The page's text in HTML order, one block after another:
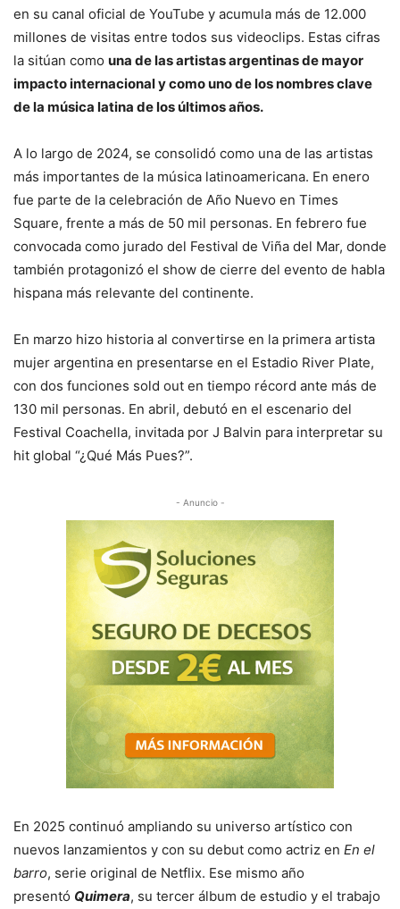
en su canal oficial de YouTube y acumula más de 12.000
millones de visitas entre todos sus videoclips. Estas cifras
la sitúan como una de las artistas argentinas de mayor
impacto internacional y como uno de los nombres clave
de la música latina de los últimos años.
A lo largo de 2024, se consolidó como una de las artistas
más importantes de la música latinoamericana. En enero
fue parte de la celebración de Año Nuevo en Times
Square, frente a más de 50 mil personas. En febrero fue
convocada como jurado del Festival de Viña del Mar, donde
también protagonizó el show de cierre del evento de habla
hispana más relevante del continente.
En marzo hizo historia al convertirse en la primera artista
mujer argentina en presentarse en el Estadio River Plate,
con dos funciones sold out en tiempo récord ante más de
130 mil personas. En abril, debutó en el escenario del
Festival Coachella, invitada por J Balvin para interpretar su
hit global “¿Qué Más Pues?”.
- Anuncio -
En 2025 continuó ampliando su universo artístico con
nuevos lanzamientos y con su debut como actriz en En el
barro, serie original de Netflix. Ese mismo año
presentó Quimera, su tercer álbum de estudio y el trabajo